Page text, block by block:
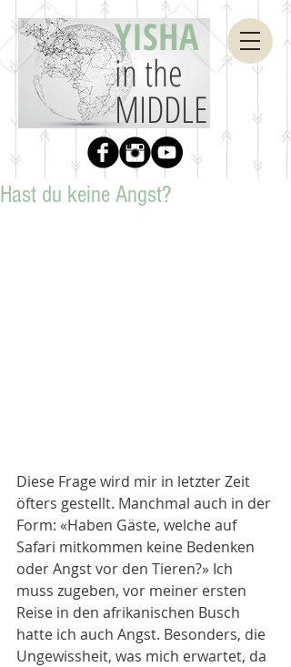
YISHA
in the
MIDDLE
Hast du keine Angst?
Diese Frage wird mir in letzter Zeit
öfters gestellt. Manchmal auch in der
Form: «Haben Gäste, welche auf
Safari mitkommen keine Bedenken
oder Angst vor den Tieren?» Ich
muss zugeben, vor meiner ersten
Reise in den afrikanischen Busch
hatte ich auch Angst. Besonders, die
Ungewissheit, was mich erwartet, da